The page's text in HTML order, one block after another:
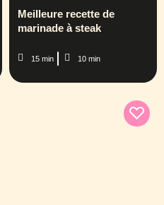
Meilleure recette de
marinade à steak
15 min 10 min